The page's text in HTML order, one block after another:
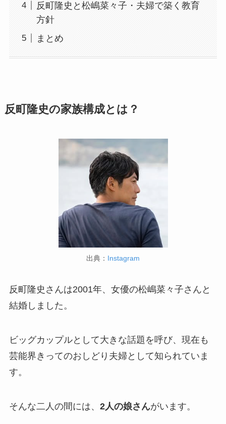
反町隆史と松嶋菜々子・夫婦で築く教育
方針
まとめ
反町隆史の家族構成とは？
出典： Instagram
反町隆史さんは2001年、女優の松嶋菜々子さんと
結婚しました。
ビッグカップルとして大きな話題を呼び、現在も
芸能界きってのおしどり夫婦として知られていま
す。
そんな二人の間には、 2人の娘さんがいます。